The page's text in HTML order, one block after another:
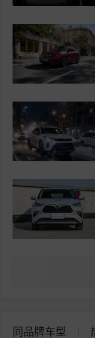
同品牌车型